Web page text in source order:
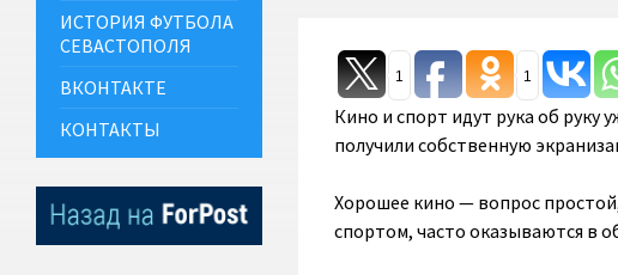
1 1
Кино и спорт идут рука об руку
получили собственную
Хорошее кино — вопрос
спортом, часто оказываются в
ИСТОРИЯ ФУТБОЛА
СЕВАСТОПОЛЯ
ВКОНТАКТЕ
КОНТАКТЫ